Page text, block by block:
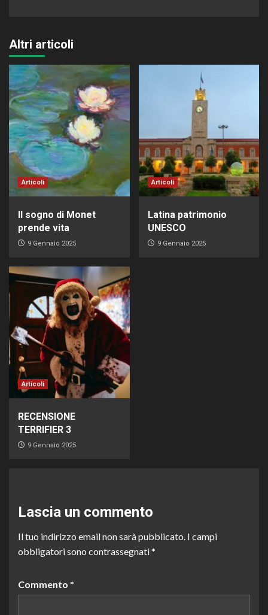
Altri articoli
Articoli
Il sogno di Monet
prende vita
9 Gennaio 2025
Articoli
Latina patrimonio
UNESCO
9 Gennaio 2025
Articoli
RECENSIONE
TERRIFIER 3
9 Gennaio 2025
Lascia un commento
Il tuo indirizzo email non sarà pubblicato. I campi
obbligatori sono contrassegnati*
Commento *